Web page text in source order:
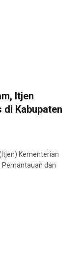
Itjen
Kabupaten
Kementerian
Pemantauan dan